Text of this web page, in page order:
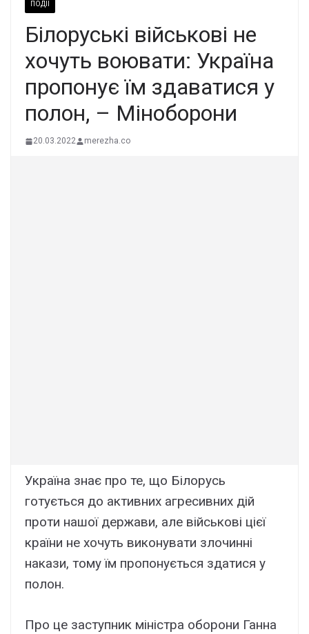
ПОДІЇ
Білоруські військові не
хочуть воювати: Україна
пропонує їм здаватися у
полон, – Міноборони
20.03.2022 merezha.co
Україна знає про те, що Білорусь
готується до активних агресивних дій
проти нашої держави, але військові цієї
країни не хочуть виконувати злочинні
накази, тому їм пропонується здатися у
полон.
Про це заступник міністра оборони Ганна